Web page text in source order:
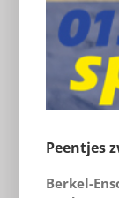
Peentjes
Berkel-